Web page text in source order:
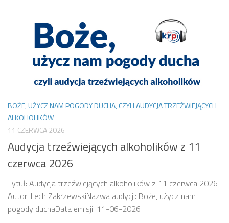
BOŻE, UŻYCZ NAM POGODY DUCHA, CZYLI AUDYCJA TRZEŹWIEJĄCYCH
ALKOHOLIKÓW
11 CZERWCA 2026
Audycja trzeźwiejących alkoholików z 11
czerwca 2026
Tytuł: Audycja trzeźwiejących alkoholików z 11 czerwca 2026
Autor: Lech ZakrzewskiNazwa audycji: Boże, użycz nam
pogody duchaData emisji: 11-06-2026